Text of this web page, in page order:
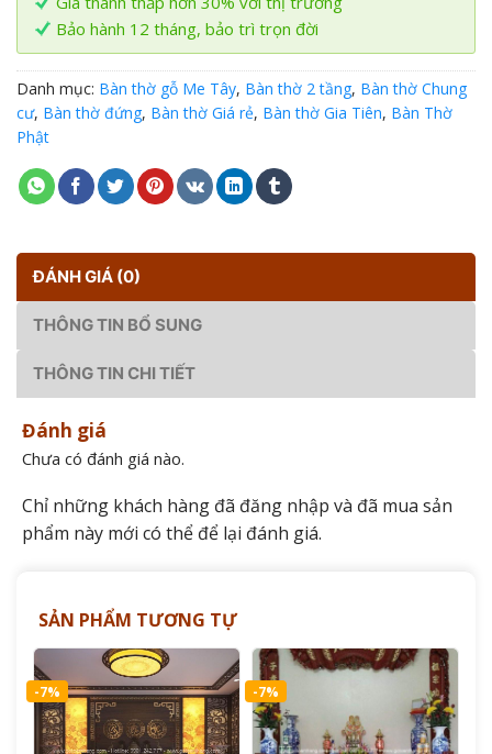
Bảo hành 12 tháng, bảo trì trọn đời
Danh mục: Bàn thờ gỗ Me Tây, Bàn thờ 2 tầng, Bàn thờ Chung
cư, Bàn thờ đứng, Bàn thờ Giá rẻ, Bàn thờ Gia Tiên, Bàn Thờ
Phật
ĐÁNH GIÁ (0)
THÔNG TIN BỔ SUNG
THÔNG TIN CHI TIẾT
Đánh giá
Chưa có đánh giá nào.
Chỉ những khách hàng đã đăng nhập và đã mua sản
phẩm này mới có thể để lại đánh giá.
SẢN PHẨM TƯƠNG TỰ
-7% -7%